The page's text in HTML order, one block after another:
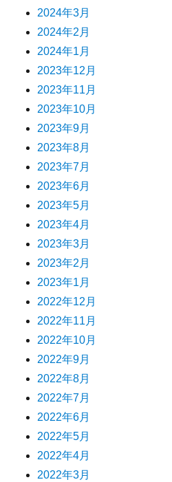
2024年3月
2024年2月
2024年1月
2023年12月
2023年11月
2023年10月
2023年9月
2023年8月
2023年7月
2023年6月
2023年5月
2023年4月
2023年3月
2023年2月
2023年1月
2022年12月
2022年11月
2022年10月
2022年9月
2022年8月
2022年7月
2022年6月
2022年5月
2022年4月
2022年3月